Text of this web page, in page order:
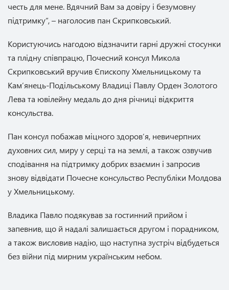
честь для мене. Вдячний Вам за довіру і безумовну
підтримку”, – наголосив пан Скрипковський.
Користуючись нагодою відзначити гарні дружні стосунки
та плідну співпрацю, Почесний консул Микола
Скрипковський вручив Єпископу Хмельницькому та
Кам’янець-Подільському Владиці Павлу Орден Золотого
Лева та ювілейну медаль до дня річниці відкриття
консульства.
Пан консул побажав міцного здоров’я, невичерпних
духовних сил, миру у серці та на землі, а також озвучив
сподівання на підтримку добрих взаємин і запросив
знову відвідати Почесне консульство Республіки Молдова
у Хмельницькому.
Владика Павло подякував за гостинний прийом і
запевнив, що й надалі залишається другом і порадником,
а також висловив надію, що наступна зустріч відбудеться
без війни під мирним українським небом.